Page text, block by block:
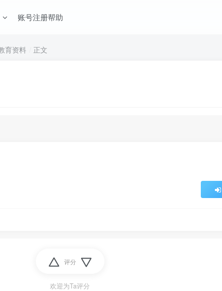
账号注册帮助
育资料 正文
评分
欢迎为Ta评分